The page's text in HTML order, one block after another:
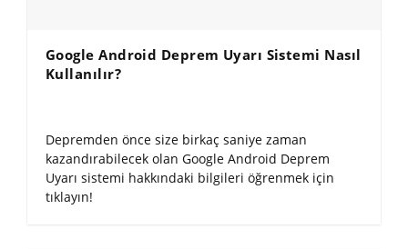
Google Android Deprem Uyarı Sistemi Nasıl
Kullanılır?
Depremden önce size birkaç saniye zaman
kazandırabilecek olan Google Android Deprem
Uyarı sistemi hakkındaki bilgileri öğrenmek için
tıklayın!